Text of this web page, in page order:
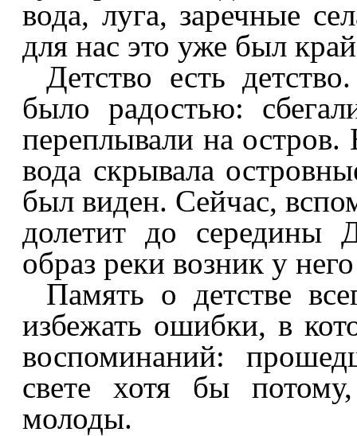
вода, луга, заречные
для нас это уже был
Детство есть
было радостью:
переплывали на
вода скрывала
был виден. Сейчас,
долетит до
образ реки возник у
Память о детстве
избежать ошибки, в
воспоминаний:
свете хотя бы
молоды.